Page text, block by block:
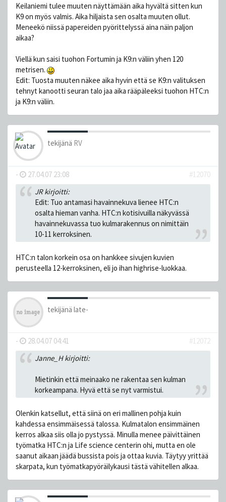
Keilaniemi tulee muuten näyttämään aika hyvältä sitten kun
K9 on myös valmis. Aika hiljaista sen osalta muuten ollut.
Meneekö niissä papereiden pyörittelyssä aina näin paljon
aikaa?
Viellä kun saisi tuohon Fortumin ja K9:n väliin yhen 120
metrisen.
Edit: Tuosta muuten näkee aika hyvin että se K9:n valituksen
tehnyt kanootti seuran talo jaa aika rääpäleeksi tuohon HTC:n
ja K9:n väliin.
tekijänä RV
- 27.04.07 23:08
#12070
JR kirjoitti:
Edit: Tuo antamasi havainnekuva lienee HTC:n
osalta hieman vanha. HTC:n kotisivuilla näkyvässä
havainnekuvassa tuo kulmarakennus on nimittäin
10-11 kerroksinen.
HTC:n talon korkein osa on hankkee sivujen kuvien
perusteella 12-kerroksinen, eli jo ihan highrise-luokkaa.
tekijänä late-
- 28.04.07 04:41
#12072
Janne_H kirjoitti:
Mietinkin että meinaako ne rakentaa sen kulman
korkeampana. Hyvä että se nyt varmistui.
Olenkin katsellut, että siinä on eri mallinen pohja kuin
kahdessa ensimmäisessä talossa. Kulmatalon ensimmäinen
kerros alkaa siis olla jo pystyssä. Minulla menee päivittäinen
työmatka HTC:n ja Life science centerin ohi, mutta en ole
saanut aikaan jäädä bussista pois ja ottaa kuvia. Täytyy yrittää
skarpata, kun työmatkapyöräilykausi tästä vähitellen alkaa.